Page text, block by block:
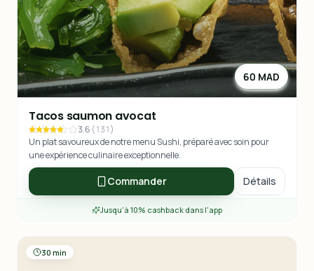
60 MAD
Tacos saumon avocat
3.6 (131)
Un plat savoureux de notre menu Sushi, préparé avec soin pour
une expérience culinaire exceptionnelle.
Commander Détails
Jusqu'à 10% cashback dans l'app
30 min